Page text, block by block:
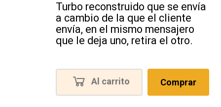
Turbo reconstruido que se envía
a cambio de la que el cliente
envía, en el mismo mensajero
que le deja uno, retira el otro.
Al carrito Comprar